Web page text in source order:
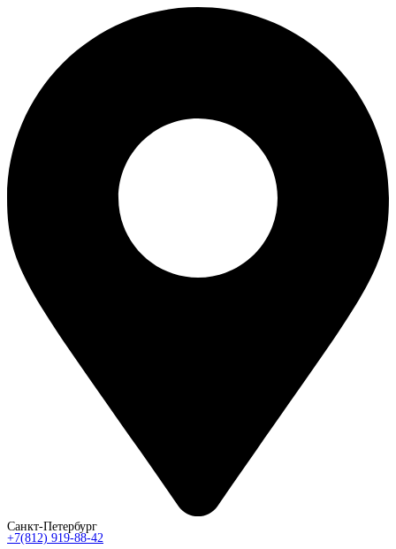
Санкт-Петербург
+7(812) 919-88-42